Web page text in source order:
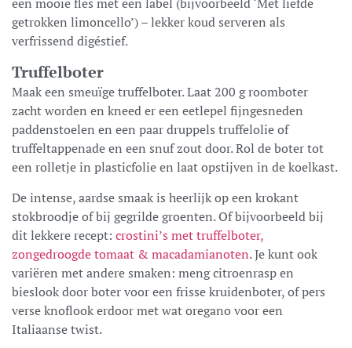
getrokken limoncello’) – lekker koud serveren als
verfrissend digéstief.
Truffelboter
Maak een smeuïge truffelboter. Laat 200 g roomboter
zacht worden en kneed er een eetlepel fijngesneden
paddenstoelen en een paar druppels truffelolie of
truffeltappenade en een snuf zout door. Rol de boter tot
een rolletje in plasticfolie en laat opstijven in de koelkast.
De intense, aardse smaak is heerlijk op een krokant
stokbroodje of bij gegrilde groenten. Of bijvoorbeeld bij
dit lekkere recept: crostini’s met truffelboter,
zongedroogde tomaat & macadamianoten. Je kunt ook
variëren met andere smaken: meng citroenrasp en
bieslook door boter voor een frisse kruidenboter, of pers
verse knoflook erdoor met wat oregano voor een
Italiaanse twist.